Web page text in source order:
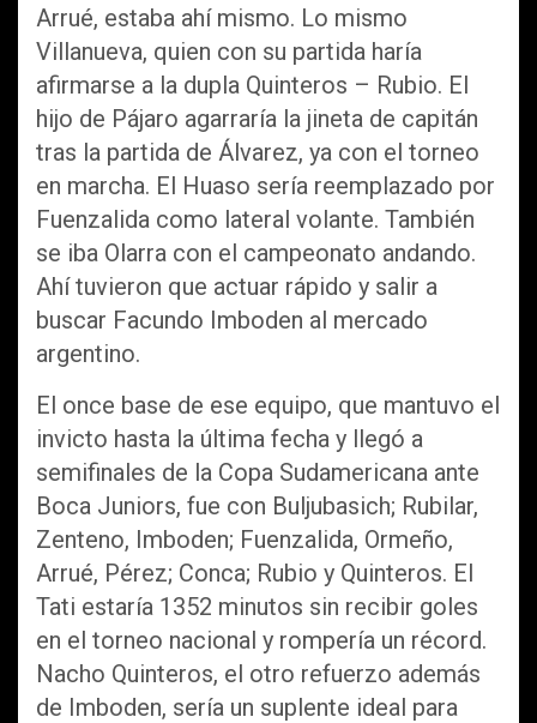
Arrué, estaba ahí mismo. Lo mismo
Villanueva, quien con su partida haría
afirmarse a la dupla Quinteros – Rubio. El
hijo de Pájaro agarraría la jineta de capitán
tras la partida de Álvarez, ya con el torneo
en marcha. El Huaso sería reemplazado por
Fuenzalida como lateral volante. También
se iba Olarra con el campeonato andando.
Ahí tuvieron que actuar rápido y salir a
buscar Facundo Imboden al mercado
argentino.
El once base de ese equipo, que mantuvo el
invicto hasta la última fecha y llegó a
semifinales de la Copa Sudamericana ante
Boca Juniors, fue con Buljubasich; Rubilar,
Zenteno, Imboden; Fuenzalida, Ormeño,
Arrué, Pérez; Conca; Rubio y Quinteros. El
Tati estaría 1352 minutos sin recibir goles
en el torneo nacional y rompería un récord.
Nacho Quinteros, el otro refuerzo además
de Imboden, sería un suplente ideal para